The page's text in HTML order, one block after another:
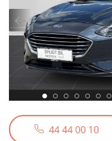
44 44 00 10